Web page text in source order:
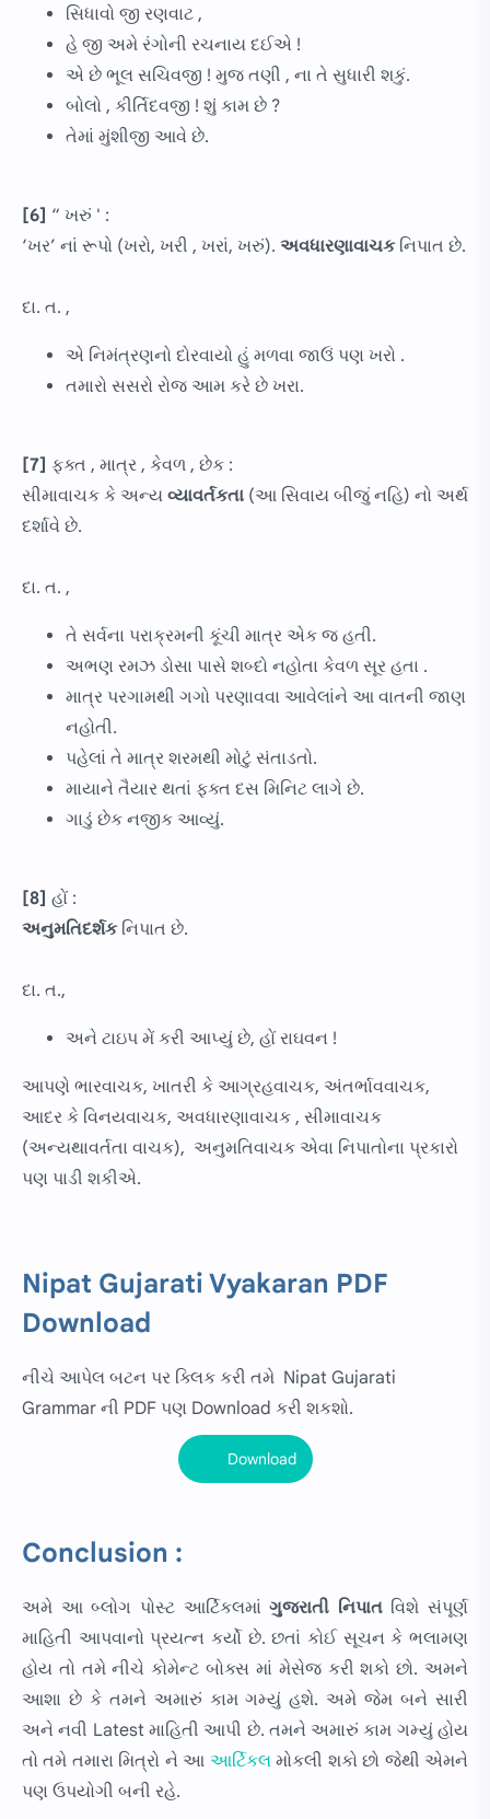
સિધાવો જી રણવાટ ,
હે જી અમે રંગોની રચનાય દઈએ !
એ છે ભૂલ સચિવજી ! મુજ તણી , ના તે સુધારી શકું.
બોલો , કીર્તિદવજી ! શું કામ છે ?
તેમાં મુંશીજી આવે છે.
[6] “ ખરું ' :
‘ખર’ નાં રૂપો (ખરો, ખરી , ખરાં, ખરું). અવધારણાવાચકનિપાત છે.
દા. ત. ,
એ નિમંત્રણનો દોરવાયો હું મળવા જાઉં પણ ખરો .
તમારો સસરો રોજ આમ કરે છે ખરા.
[7] ફક્ત , માત્ર , કેવળ , છેક :
સીમાવાચક કે અન્ય વ્યાવર્તકતા (આ સિવાય બીજું નહિ) નો અર્થ
દર્શાવે છે.
દા. ત. ,
તે સર્વના પરાક્રમની કૂંચી માત્ર એક જ હતી.
અભણ રમઝ ડોસા પાસે શબ્દો નહોતા કેવળ સૂર હતા .
માત્ર પરગામથી ગગો પરણાવવા આવેલાંને આ વાતની જાણ
નહોતી.
પહેલાં તે માત્ર શરમથી મોટું સંતાડતો.
માયાને તૈયાર થતાં ફક્ત દસ મિનિટ લાગે છે.
ગાડું છેક નજીક આવ્યું.
[8] હોં :
અનુમતિદર્શકનિપાત છે.
દા. ત.,
અને ટાઇપ મેં કરી આપ્યું છે, હોં રાઘવન !
આપણે ભારવાચક, ખાતરી કે આગ્રહવાચક, અંતર્ભાવવાચક,
આદર કે વિનયવાચક, અવધારણાવાચક , સીમાવાચક
(અન્યથાવર્તતા વાચક), અનુમતિવાચક એવા નિપાતોના પ્રકારો
પણ પાડી શકીએ.
Nipat Gujarati Vyakaran PDF
Download
નીચે આપેલ બટન પર ક્લિક કરી તમે Nipat Gujarati
Grammar ની PDF પણ Download કરી શકશો.
Download
Conclusion :
અમે આ બ્લોગ પોસ્ટ આર્ટિકલમાંગુજરાતી નિપાત વિશે સંપૂર્ણ
માહિતી આપવાનો પ્રયત્ન કર્યો છે. છતાં કોઈ સૂચન કે ભલામણ
હોય તો તમે નીચે કોમેન્ટ બોક્સ માં મેસેજ કરી શકો છો. અમને
આશા છે કે તમને અમારું કામ ગમ્યું હશે. અમે જેમ બને સારી
અને નવી Latest માહિતી આપી છે. તમને અમારું કામ ગમ્યું હોય
તો તમે તમારા મિત્રો ને આ આર્ટિકલમોકલી શકો છો જેથી એમને
પણ ઉપયોગી બની રહે.